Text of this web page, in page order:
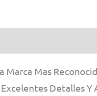
Marca Mas
Detalles